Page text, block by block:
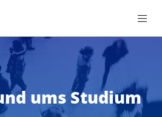
ums Studium